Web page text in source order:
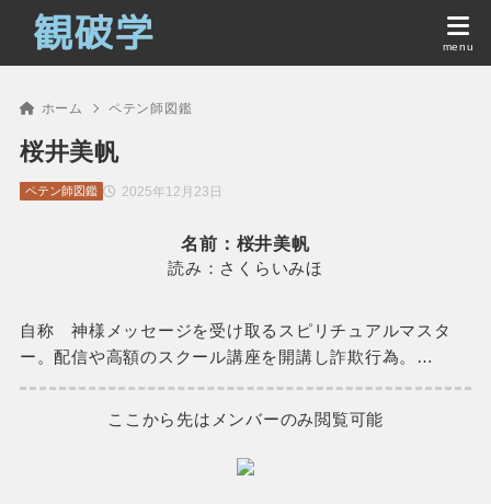
ホーム ペテン師図鑑
桜井美帆
2025年12月23日
ペテン師図鑑
名前：桜井美帆
読み：さくらいみほ
自称 神様メッセージを受け取るスピリチュアルマスタ
ー。配信や高額のスクール講座を開講し詐欺行為。…
ここから先はメンバーのみ閲覧可能